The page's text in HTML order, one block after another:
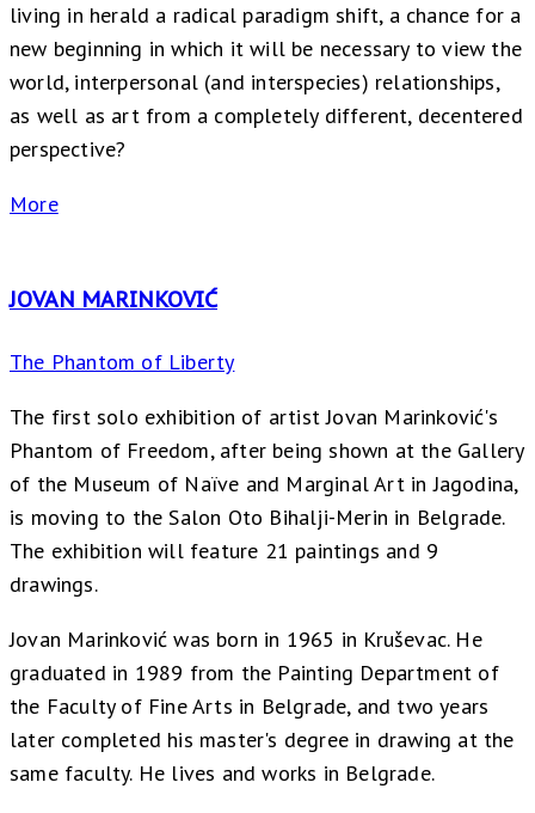
living in herald a radical paradigm shift, a chance for a
new beginning in which it will be necessary to view the
world, interpersonal (and interspecies) relationships,
as well as art from a completely different, decentered
perspective?
More
JOVAN MARINKOVIĆ
The Phantom of Liberty
The first solo exhibition of artist Jovan Marinković's
Phantom of Freedom, after being shown at the Gallery
of the Museum of Naïve and Marginal Art in Jagodina,
is moving to the Salon Oto Bihalji-Merin in Belgrade.
The exhibition will feature 21 paintings and 9
drawings.
Jovan Marinković was born in 1965 in Kruševac. He
graduated in 1989 from the Painting Department of
the Faculty of Fine Arts in Belgrade, and two years
later completed his master's degree in drawing at the
same faculty. He lives and works in Belgrade.